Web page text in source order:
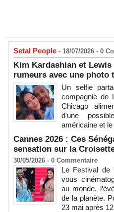
Setal People - 18/07/2026 - 0
Kim Kardashian et
rumeurs avec une photo
Un selfie
compagnie de
Chicago
d'une
américaine et
Cannes 2026 : Ces
sensation sur la
30/05/2026 - 0 Commentaire
Le Festival de
vous
au monde,
de la planète.
23 mai après